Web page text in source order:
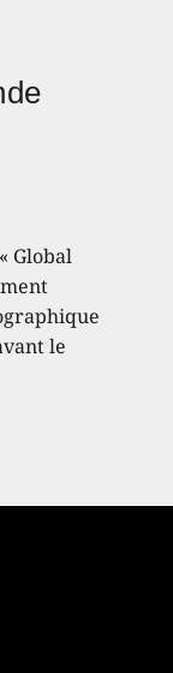
Global
le